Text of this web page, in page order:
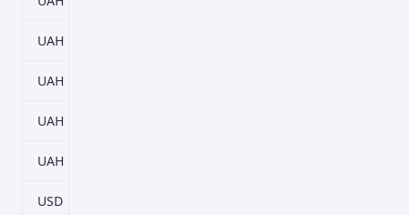
UAH
UAH
UAH
UAH
USD